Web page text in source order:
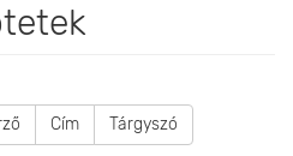
Cím Tárgyszó